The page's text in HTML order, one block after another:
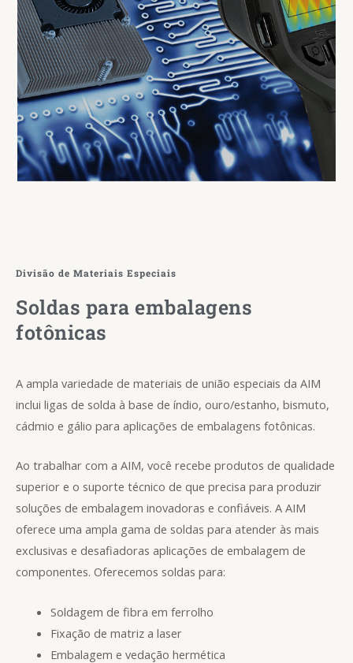
Divisão de Materiais Especiais
Soldas para embalagens
fotônicas
A ampla variedade de materiais de união especiais da AIM
inclui ligas de solda à base de índio, ouro/estanho, bismuto,
cádmio e gálio para aplicações de embalagens fotônicas.
Ao trabalhar com a AIM, você recebe produtos de qualidade
superior e o suporte técnico de que precisa para produzir
soluções de embalagem inovadoras e confiáveis. A AIM
oferece uma ampla gama de soldas para atender às mais
exclusivas e desafiadoras aplicações de embalagem de
componentes. Oferecemos soldas para:
Soldagem de fibra em ferrolho
Fixação de matriz a laser
Embalagem e vedação hermética